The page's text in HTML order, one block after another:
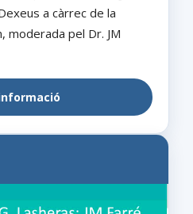
a càrrec de la
moderada pel Dr. JM